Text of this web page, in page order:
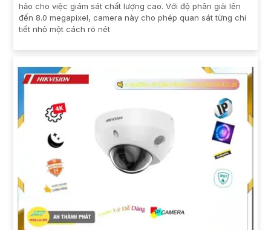
hảo cho việc giám sát chất lượng cao. Với độ phân giải lên
đến 8.0 megapixel, camera này cho phép quan sát từng chi
tiết nhỏ một cách rõ nét